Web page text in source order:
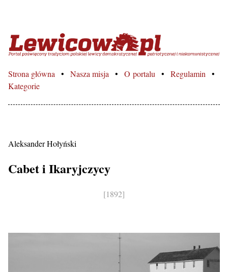
Lewicowo.pl – Portal
Strona główna Nasza misja O portalu
Regulamin
Kategorie
Aleksander Hołyński
Cabet i Ikaryjczycy
[1892]